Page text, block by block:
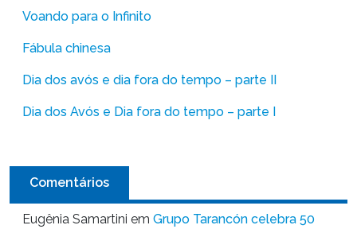
Voando para o Infinito
Fábula chinesa
Dia dos avós e dia fora do tempo – parte II
Dia dos Avós e Dia fora do tempo – parte I
Comentários
Eugênia Samartini em Grupo Tarancón celebra 50